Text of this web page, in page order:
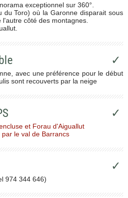
exceptionnel sur 360°.
du Toro) où la Garonne disparait sous
côté des montagnes.
✓
avec une préférence pour le début
sont recouverts par la neige
✓
et Forau d'Aiguallut
le val de Barrancs
✓
974 344 646)